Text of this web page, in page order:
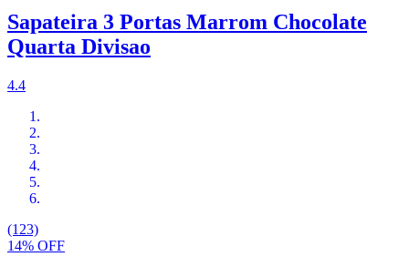
Sapateira 3 Portas Marrom Chocolate
Quarta Divisao
4.4
(123)
14% OFF